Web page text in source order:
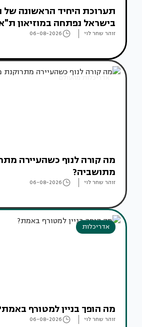
תערוכת היחיד הראשונה של
בישראל נפתחה במוזיאון
זוהר שחר לוי 06-08-2026
אדריכלות מהעולם
מה קורה לנוף כשהעיירה
מתושביה?
זוהר שחר לוי 06-08-2026
אדריכלות
מה הופך בניין למטורף
זוהר שחר לוי 06-08-2026